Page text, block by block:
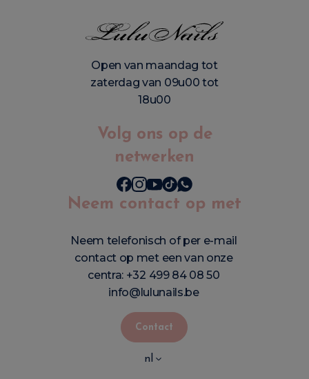
Open van maandag tot
zaterdag van 09u00 tot
18u00
Volg ons op de
netwerken
Neem contact op met
Neem telefonisch of per e-mail
contact op met een van onze
centra: +32 499 84 08 50
info@lulunails.be
Contact
nl